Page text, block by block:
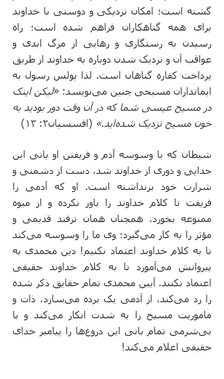
گشته است؛ امکان نزدیکی و دوستی با خداوند
برای همه گناهکاران فراهم شده است؛ راه
رسیدن به رستگاری و رهایی از مرگ ابدی و
عواقب آن و نزدیک شدن دوباره به خداوند از طریق
پرداخت کفاره گناهان است. لذا پولس رسول به
ایمانداران مسیحی چنین می‌نویسد: «لیکن اینک
در مسیح عیسی شما که در آن وقت دور بودید به
خون مسیح نزدیک شده‌اید.» (افسسیان۲: ۱۳)
شیطان که با وسوسه آدم و فریفتن او بانی این
جدایی و دوری از خداوند شد، دست از دشمنی و
شرارت خود برنداشته است. او که آدمی را
فریفت تا کلام خداوند را باور نکرده و از میوه
ممنوعه بخورد، همچنان همان ترفند قدیمی و
مؤثر را به کار می‌گیرد؛ وی ما را وسوسه می‌کند
تا به کلام خداوند اعتماد نکنیم! دین محمدی به
پیروانش می‌آموزد تا به کلام خداوند حقیقی
اعتماد نکنند. آیین محمدی تمام حقایق ذکر شده
را رد می‌کند، از آدمی یک برده می‌سازد، ذات و
ماموریت مسیح را به شدت انکار می‌کند و با
بی‌شرمی تمام بانی این دروغ‌ها را پیامبر خدای
حقیقی اعلام می‌کند!